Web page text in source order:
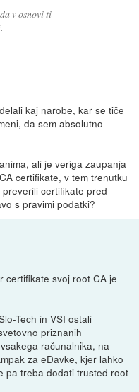
v osnovi ti
kaj narobe, kar se tiče
da sem absolutno
ali je veriga zaupanja
certifikate, v tem trenutku
certifikate pred
s pravimi podatki?
certifikate svoj root CA je
Tech in VSI ostali
priznanih
računalnika, na
za eDavke, kjer lahko
pa treba dodati trusted root